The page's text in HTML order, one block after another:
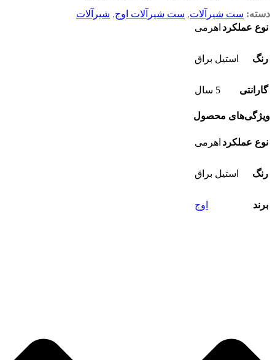
دسته: ست شیرآلات, ست شیرآلات اوج, شیرآلات
نوع عملکرد اهرمی
رنگ استیل براق
گارانتی 5 سال
ویژگی‌های محصول
نوع عملکرد اهرمی
رنگ استیل براق
برند اوج